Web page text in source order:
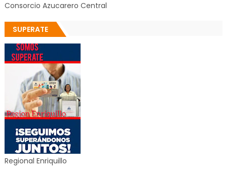
Consorcio Azucarero Central
SUPERATE
Regional Enriquillo